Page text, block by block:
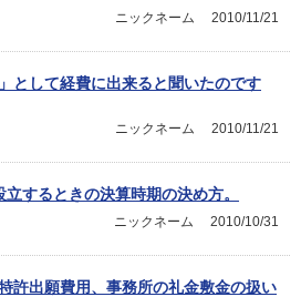
2010/11/21
ニックネーム
として経費に出来ると聞いたのです
2010/11/21
ニックネーム
するときの決算時期の決め方。
2010/10/31
ニックネーム
許出願費用、事務所の礼金敷金の扱い